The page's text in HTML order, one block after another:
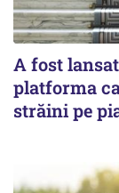
A fost
platforma
străini pe